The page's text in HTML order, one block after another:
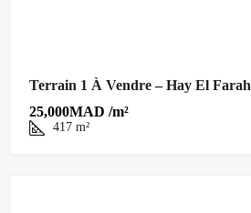
Terrain 1 À Vendre – Hay El Farah
25,000MAD /m²
417 m²